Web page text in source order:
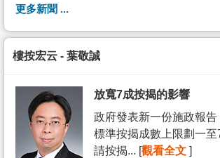
更多新聞 ...
樓按宏云 - 葉敬誠
放寬7成按揭的影響
政府發表新一份施政報
標準按揭成數上限劃一至
請按揭... [觀看全文 ]